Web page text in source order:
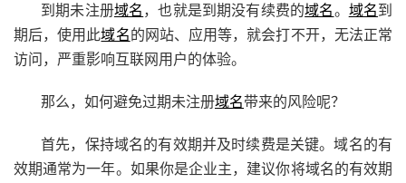
到期未注册域名 ，也就是到期没有续费的域名。 域名到
期后，使用此域名的网站、应用等，就会打不开，无法正常
访问，严重影响互联网用户的体验。
那么，如何避免过期未注册域名带来的风险呢？
首先，保持域名的有效期并及时续费是关键。域名的有
效期通常为一年。如果你是企业主，建议你将域名的有效期